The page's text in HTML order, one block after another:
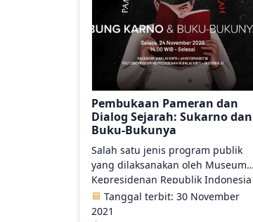
Pembukaan Pameran dan
Dialog Sejarah: Sukarno dan
Buku-Bukunya
Salah satu jenis program publik
yang dilaksanakan oleh Museum
Kepresidenan Republik Indonesia
Balai Kirti adalah masyarakat yang
mengapresiasi museum. Dalam
Tanggal terbit: 30 November
2021